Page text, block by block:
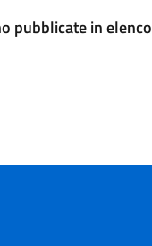
pubblicate in elenco